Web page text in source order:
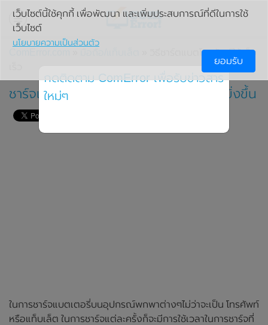
» วิธีชาร์ตแบตโทรศัพท์ให้เต็ม
ชาร์จแบตเตอรี่โทรศัพท์อย่างไรให้เต็มเร็วยิ่งขึ้น
ในการชาร์จแบตเตอรี่บนอุปกรณ์พกพาต่างๆไม่ว่าจะเป็น โทรศัพท์
หรือแท็บเล็ต ในการชาร์จแต่ละครั้งก็จะมีการใช้เวลาในการชาร์จที่
เว็บไซต์นี้ใช้คุกกี้ เพื่อพัฒนา และเพิ่มประสบการณ์ที่ดีในการใช้
เว็บไซต์
นโยบายความเป็นส่วนตัว
ยอมรับ
กดติดตาม ComError เพื่อรับข่าวสาร
ใหม่ๆ